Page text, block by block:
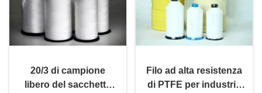
20/3 di campione
libero del sacchetto
Filo ad alta resistenza
di PTFE per industria